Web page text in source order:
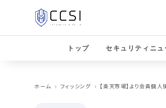
トップ セキュリティニュ
ホーム
フィッシング